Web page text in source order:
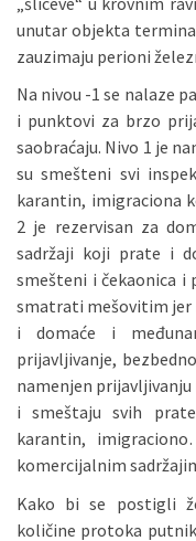
unutar objekta
zauzimaju perioni
Na nivou -1 se nalaze
i punktovi za brzo
saobraćaju. Nivo 1 je
su smešteni svi
karantin, imigraciona
2 je rezervisan za
sadržaji koji prate i
smešteni i čekaonica i
smatrati mešovitim jer
i domaće i
prijavljivanje,
namenjen
i smeštaju svih
karantin,
komercijalnim
Kako bi se postigli
količine protoka